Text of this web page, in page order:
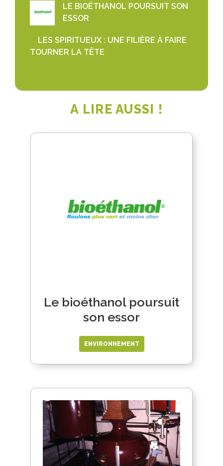
LE BIOÉTHANOL POURSUIT SON
ESSOR
LES SPIRITUEUX : UNE FILIÈRE À FAIRE
TOURNER LA TÊTE
A LIRE AUSSI !
Le bioéthanol poursuit
son essor
ENVIRONNEMENT